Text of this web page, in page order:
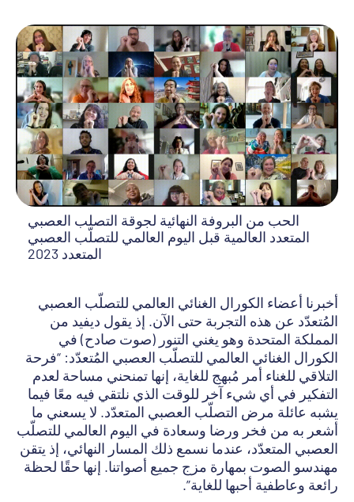
الحب من البروفة النهائية لجوقة التصلب العصبي
المتعدد العالمية قبل اليوم العالمي للتصلّب العصبي
المتعدد 2023
أخبرنا أعضاء الكورال الغنائي العالمي للتصلّب العصبي
المُتعدّد عن هذه التجربة حتى الآن. إذ يقول ديفيد من
المملكة المتحدة وهو يغني التنور (صوت صادح) في
الكورال الغنائي العالمي للتصلّب العصبي المُتعدّد: “فرحة
التلاقي للغناء أمر مُبهج للغاية، إنها تمنحني مساحة لعدم
التفكير في أي شيء آخر للوقت الذي نلتقي فيه معًا فيما
يشبه عائلة مرض التصلّب العصبي المتعدّد. لا يسعني ما
أشعر به من فخر ورضا وسعادة في اليوم العالمي للتصلّب
العصبي المتعدّد، عندما نسمع ذلك المسار النهائي، إذ يتقن
مهندسو الصوت بمهارة مزج جميع أصواتنا. إنها حقًا لحظة
رائعة وعاطفية أحبها للغاية”.